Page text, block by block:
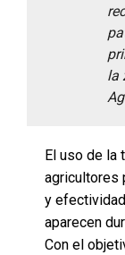
la
El uso de la
agricultores
y
aparecen
Con el